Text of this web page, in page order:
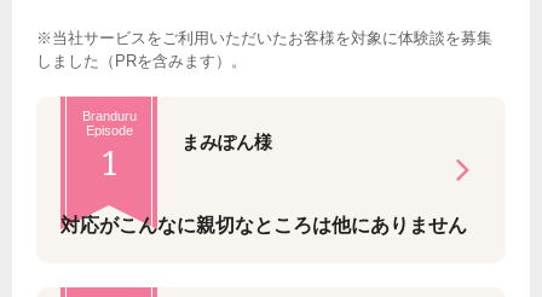
※当社サービスをご利用いただいたお客様を対象に体験談を募集
しました（PRを含みます）。
Branduru
Episode
1 まみぽん様
対応がこんなに親切なところは他にありません